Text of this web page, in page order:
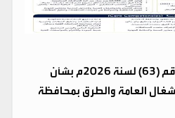
قرار رئيس مجلس الوزراء رقم (63) لسنة 2026م بشأن
العامة والطرق بمحافظة